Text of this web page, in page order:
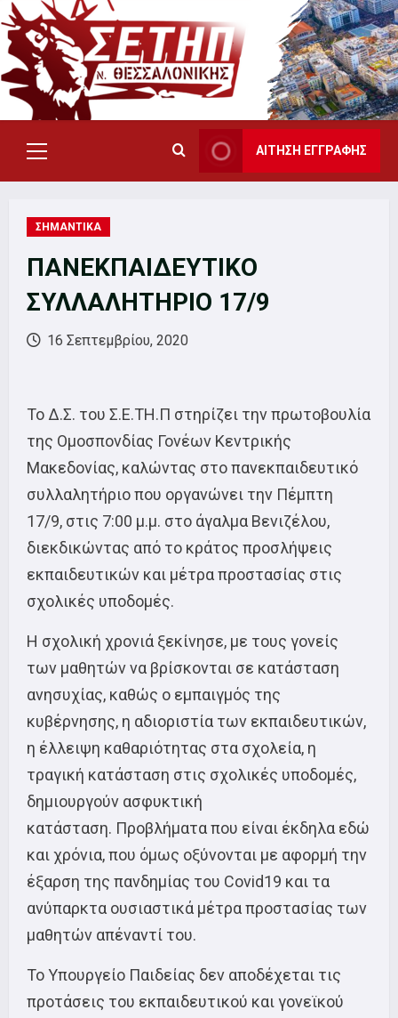
Skip
to
content
Primary
Menu
ΑΙΤΗΣΗ ΕΓΓΡΑΦΗΣ
ΣΗΜΑΝΤΙΚΑ
ΠΑΝΕΚΠΑΙΔΕΥΤΙΚΟ
ΣΥΛΛΑΛΗΤΗΡΙΟ 17/9
16 Σεπτεμβρίου, 2020
To Δ.Σ. του Σ.Ε.ΤΗ.Π στηρίζει την πρωτοβουλία
της Ομοσπονδίας Γονέων Κεντρικής
Μακεδονίας, καλώντας στο πανεκπαιδευτικό
συλλαλητήριο που οργανώνει την Πέμπτη
17/9, στις 7:00 μ.μ. στο άγαλμα Βενιζέλου,
διεκδικώντας από το κράτος προσλήψεις
εκπαιδευτικών και μέτρα προστασίας στις
σχολικές υποδομές.
Η σχολική χρονιά ξεκίνησε, με τους γονείς
των μαθητών να βρίσκονται σε κατάσταση
ανησυχίας, καθώς ο εμπαιγμός της
κυβέρνησης, η αδιοριστία των εκπαιδευτικών,
η έλλειψη καθαριότητας στα σχολεία, η
τραγική κατάσταση στις σχολικές υποδομές,
δημιουργούν ασφυκτική
κατάσταση. Προβλήματα που είναι έκδηλα εδώ
και χρόνια, που όμως οξύνονται με αφορμή την
έξαρση της πανδημίας του Covid19 και τα
ανύπαρκτα ουσιαστικά μέτρα προστασίας των
μαθητών απέναντί του.
Το Υπουργείο Παιδείας δεν αποδέχεται τις
προτάσεις του εκπαιδευτικού και γονεϊκού